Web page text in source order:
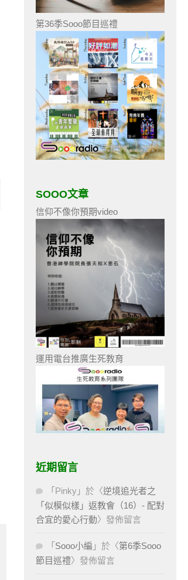
第36季Sooo節目巡禮
SOOO文章
信仰不像你預期video
運用電台推廣生死教育
近期留言
「 Pinky 」於〈逆境追光者之
「似模似樣」返教會（16）- 配對
合宜的愛心行動〉發佈留言
「 Sooo小編 」於〈第6季Sooo
節目巡禮〉發佈留言